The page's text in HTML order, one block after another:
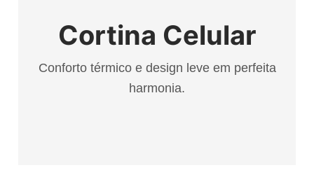
Cortina Celular
Conforto térmico e design leve em perfeita
harmonia.